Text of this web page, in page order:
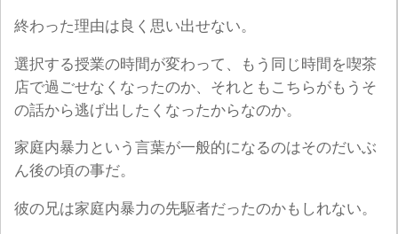
終わった理由は良く思い出せない。
選択する授業の時間が変わって、もう同じ時間を喫茶
店で過ごせなくなったのか、それともこちらがもうそ
の話から逃げ出したくなったからなのか。
家庭内暴力という言葉が一般的になるのはそのだいぶ
ん後の頃の事だ。
彼の兄は家庭内暴力の先駆者だったのかもしれない。